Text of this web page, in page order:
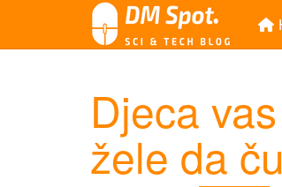
Djeca
žele da